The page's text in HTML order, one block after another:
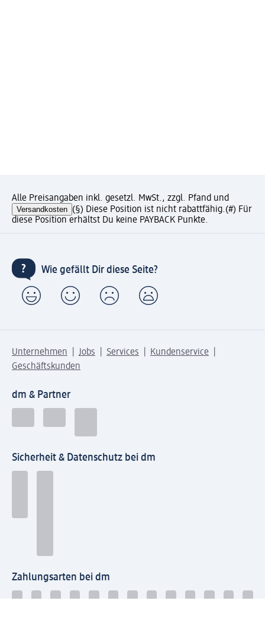
Alle Preisangaben inkl. gesetzl. MwSt., zzgl. Pfand und
Versandkosten (§) Diese Position ist nicht rabattfähig.(#) Für
diese Position erhältst Du keine PAYBACK Punkte.
Wie gefällt Dir diese Seite?
Unternehmen Jobs Services
Kundenservice
Geschäftskunden
dm & Partner
Sicherheit & Datenschutz bei dm
Zahlungsarten bei dm